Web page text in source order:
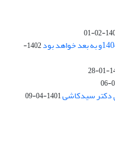
1402-
دکتر سیدکاشی1401-04-09